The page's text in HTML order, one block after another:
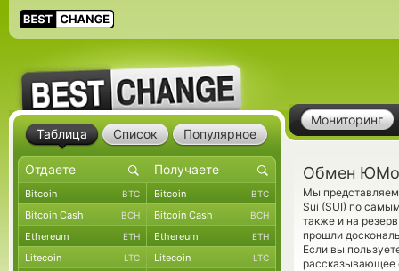
Мониторинг
Обмен
Мы
Sui (SUI) по
также и на
прошли
Если вы
рассказывающее
Таблица Список Популярное
Bitcoin BTC Bitcoin BTC
Bitcoin Cash BCH Bitcoin Cash BCH
Ethereum ETH Ethereum ETH
Litecoin LTC Litecoin LTC